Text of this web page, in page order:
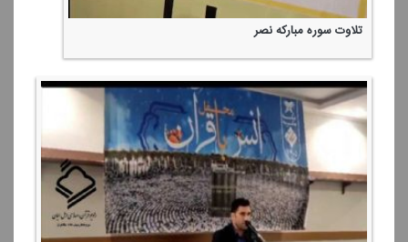
تلاوت سوره مباركه نصر